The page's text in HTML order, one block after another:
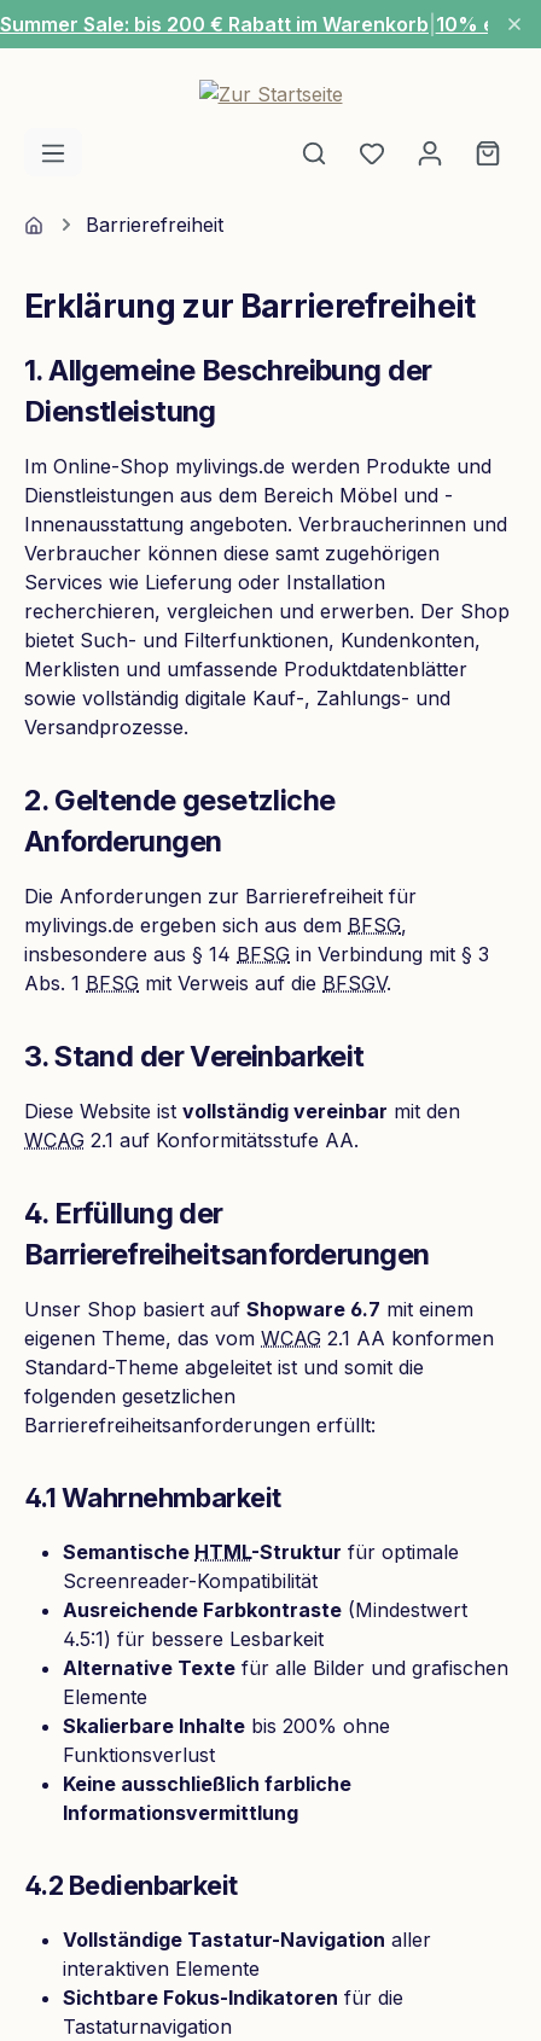
Zum Hauptinhalt springen
Summer Sale: bis 200 € Rabatt im Warenkorb 10% extra
Du hast 0
HomeBarrierefreiheit
Erklärung zur Barrierefreiheit
1. Allgemeine Beschreibung der
Dienstleistung
Im Online-Shop mylivings.de werden Produkte und
Dienstleistungen aus dem Bereich Möbel und -
Innenausstattung angeboten. Verbraucherinnen und
Verbraucher können diese samt zugehörigen
Services wie Lieferung oder Installation
recherchieren, vergleichen und erwerben. Der Shop
bietet Such- und Filterfunktionen, Kundenkonten,
Merklisten und umfassende Produktdatenblätter
sowie vollständig digitale Kauf-, Zahlungs- und
Versandprozesse.
2. Geltende gesetzliche
Anforderungen
Die Anforderungen zur Barrierefreiheit für
mylivings.de ergeben sich aus dem BFSG,
insbesondere aus § 14 BFSG in Verbindung mit § 3
Abs. 1 BFSG mit Verweis auf die BFSGV.
3. Stand der Vereinbarkeit
Diese Website ist vollständig vereinbar mit den
WCAG 2.1 auf Konformitätsstufe AA.
4. Erfüllung der
Barrierefreiheitsanforderungen
Unser Shop basiert auf Shopware 6.7 mit einem
eigenen Theme, das vom WCAG 2.1 AA konformen
Standard-Theme abgeleitet ist und somit die
folgenden gesetzlichen
Barrierefreiheitsanforderungen erfüllt:
4.1 Wahrnehmbarkeit
Semantische HTML-Struktur für optimale
Screenreader-Kompatibilität
Ausreichende Farbkontraste (Mindestwert
4.5:1) für bessere Lesbarkeit
Alternative Texte für alle Bilder und grafischen
Elemente
Skalierbare Inhalte bis 200% ohne
Funktionsverlust
Keine ausschließlich farbliche
Informationsvermittlung
4.2 Bedienbarkeit
Vollständige Tastatur-Navigation aller
interaktiven Elemente
Sichtbare Fokus-Indikatoren für die
Tastaturnavigation